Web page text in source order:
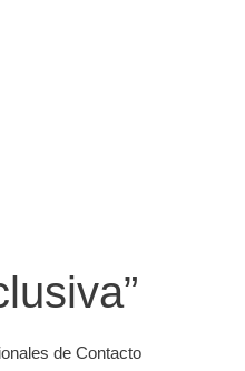
de Contacto